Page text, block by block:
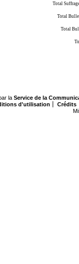
Total
Total
Total
la Service de la
d'utilisation
Crédits